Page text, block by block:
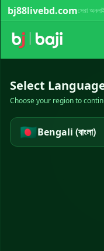
bj88livebd.comসেরা
Select
Choose your region to
🇧🇩Bengali (বাংলা)